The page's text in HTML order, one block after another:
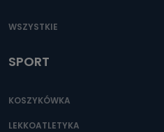
Jak skontaktować się
Można to zrobić pod numerem
e-mailowo pod adresem:
WSZYSTKIE
SPORT
KOSZYKÓWKA
LEKKOATLETYKA